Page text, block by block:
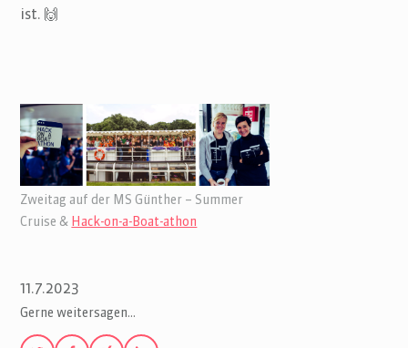
ist. 🙌
Zweitag auf der MS Günther – Summer
Cruise & Hack-on-a-Boat-athon
11.7.2023
Gerne weitersagen…